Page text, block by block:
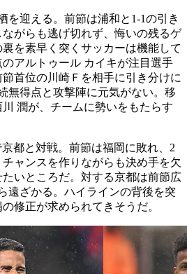
を迎える。前節は浦和と1-1の引き
がらも逃げ切れず、悔いの残るゲ
を素早く突くサッカーは機能して
アルトゥール カイキが注目選手
首位の川崎Ｆを相手に引き分けに
無得点と攻撃陣に元気がない。移
潤が、チームに勢いをもたらす
都と対戦。前節は福岡に敗れ、2
ャンスを作りながらも決め手を欠
いところだ。対する京都は前節広
遠ざかる。ハイラインの背後を突
修正が求められてきそうだ。